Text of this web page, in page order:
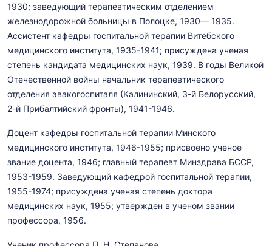
1930; заведующий терапевтическим отделением
железнодорожной больницы в Полоцке, 1930— 1935.
Ассистент кафедры госпитальной терапии Витебского
медицинского института, 1935-1941; присуждена ученая
степень кандидата медицинских наук, 1939. В годы Великой
Отечественной войны начальник терапевтического
отделения эвакогоспиталя (Калининский, 3-й Белорусский,
2-й Прибалтийский фронты), 1941-1946.
Доцент кафедры госпитальной терапии Минского
медицинского института, 1946-1955; присвоено ученое
звание доцента, 1946; главный терапевт Минздрава БССР,
1953-1959. Заведующий кафедрой госпитальной терапии,
1955-1974; присуждена ученая степень доктора
медицинских наук, 1955; утвержден в ученом звании
профессора, 1956.